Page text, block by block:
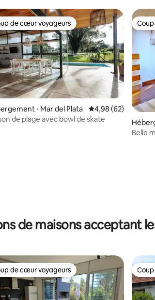
sur la base de 31 commentaires : 5 sur 5
de cœur voyageurs
de cœur voyageurs
⋅ Mar del Plata Évaluation
4,98 (62)
de plage avec bowl de skate
Belle
de maisons acceptant
de cœur voyageurs
de cœur voyageurs